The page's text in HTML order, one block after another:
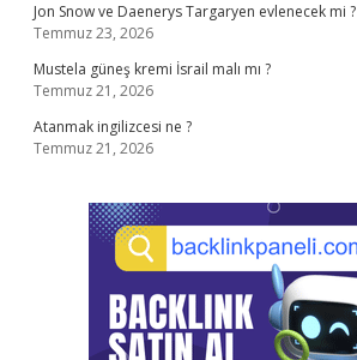
Jon Snow ve Daenerys Targaryen evlenecek mi ?
Temmuz 23, 2026
Mustela güneş kremi İsrail malı mı ?
Temmuz 21, 2026
Atanmak ingilizcesi ne ?
Temmuz 21, 2026